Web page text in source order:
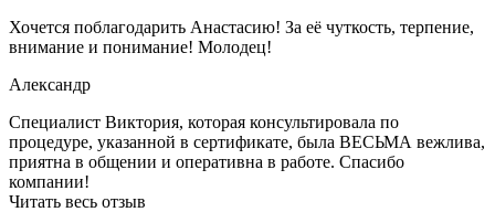
Хочется поблагодарить Анастасию! За её чуткость, терпение,
внимание и понимание! Молодец!
Александр
Специалист Виктория, которая консультировала по
процедуре, указанной в сертификате, была ВЕСЬМА вежлива,
приятна в общении и оперативна в работе. Спасибо
компании!
Читать весь отзыв